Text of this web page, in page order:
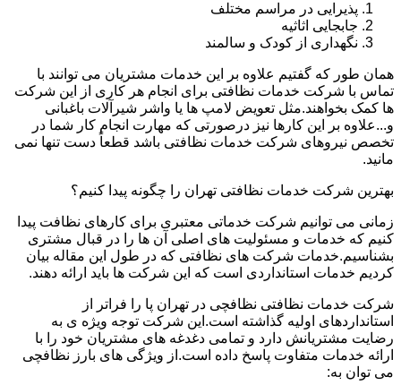
پذیرایی در مراسم مختلف
جابجایی اثاثیه
نگهداری از کودک و سالمند
همان طور که گفتیم علاوه بر این خدمات مشتریان می توانند با
تماس با شرکت خدمات نظافتی برای انجام هر کاری از این شرکت
ها کمک بخواهند.مثل تعویض لامپ ها یا واشر شیرآلات باغبانی
و...علاوه بر این کارها نیز درصورتی که مهارت انجام کار شما در
تخصص نیروهای شرکت خدمات نظافتی باشد قطعاً دست تنها نمی
مانید.
بهترین شرکت خدمات نظافتی تهران را چگونه پیدا کنیم؟
زمانی می توانیم شرکت خدماتی معتبری برای کارهای نظافت پیدا
کنیم که خدمات و مسئولیت های اصلی آن ها را در قبال مشتری
بشناسیم.خدمات شرکت های نظافتی که در طول این مقاله بیان
کردیم خدمات استانداردی است که این شرکت ها باید ارائه دهند.
شرکت خدمات نظافتی نظافچی در تهران پا را فراتر از
استانداردهای اولیه گذاشته است.این شرکت توجه ویژه ی به
رضایت مشتریانش دارد و تمامی دغدغه های مشتریان خود را با
ارائه خدمات متفاوت پاسخ داده است.از ویژگی های بارز نظافچی
می توان به: